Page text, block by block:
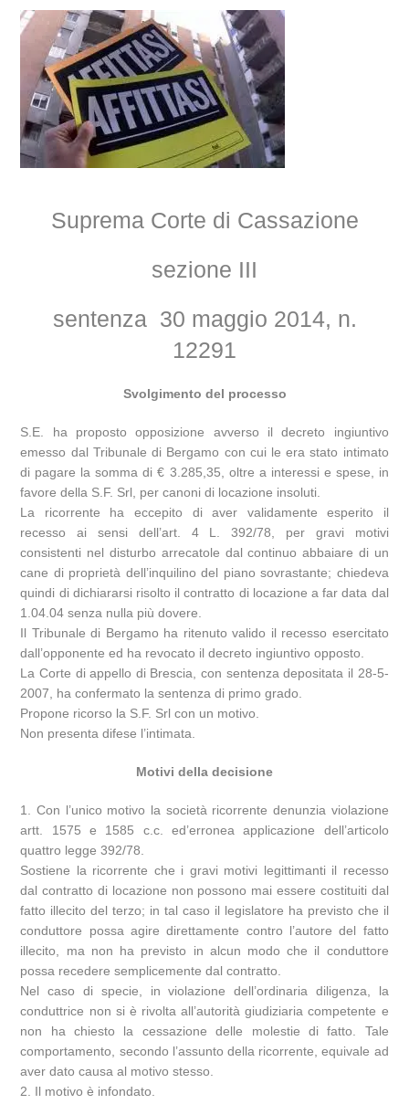
Suprema Corte di Cassazione
sezione III
sentenza 30 maggio 2014, n.
12291
Svolgimento del processo
S.E. ha proposto opposizione avverso il decreto ingiuntivo
emesso dal Tribunale di Bergamo con cui le era stato intimato
di pagare la somma di € 3.285,35, oltre a interessi e spese, in
favore della S.F. Srl, per canoni di locazione insoluti.
La ricorrente ha eccepito di aver validamente esperito il
recesso ai sensi dell’art. 4 L. 392/78, per gravi motivi
consistenti nel disturbo arrecatole dal continuo abbaiare di un
cane di proprietà dell’inquilino del piano sovrastante; chiedeva
quindi di dichiararsi risolto il contratto di locazione a far data dal
1.04.04 senza nulla più dovere.
Il Tribunale di Bergamo ha ritenuto valido il recesso esercitato
dall’opponente ed ha revocato il decreto ingiuntivo opposto.
La Corte di appello di Brescia, con sentenza depositata il 28-5-
2007, ha confermato la sentenza di primo grado.
Propone ricorso la S.F. Srl con un motivo.
Non presenta difese l’intimata.
Motivi della decisione
1. Con l’unico motivo la società ricorrente denunzia violazione
artt. 1575 e 1585 c.c. ed’erronea applicazione dell’articolo
quattro legge 392/78.
Sostiene la ricorrente che i gravi motivi legittimanti il recesso
dal contratto di locazione non possono mai essere costituiti dal
fatto illecito del terzo; in tal caso il legislatore ha previsto che il
conduttore possa agire direttamente contro l’autore del fatto
illecito, ma non ha previsto in alcun modo che il conduttore
possa recedere semplicemente dal contratto.
Nel caso di specie, in violazione dell’ordinaria diligenza, la
conduttrice non si è rivolta all’autorità giudiziaria competente e
non ha chiesto la cessazione delle molestie di fatto. Tale
comportamento, secondo l’assunto della ricorrente, equivale ad
aver dato causa al motivo stesso.
2. Il motivo è infondato.